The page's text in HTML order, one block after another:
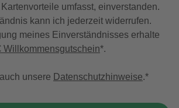
umfasst, einverstanden.
kann ich jederzeit widerrufen.
meines Einverständnisses erhalte
Willkommensgutschein*.
unsere Datenschutzhinweise.